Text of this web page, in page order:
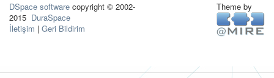
DSpace software copyright © 2002-
2015 DuraSpace
İletişim | Geri Bildirim
Theme by